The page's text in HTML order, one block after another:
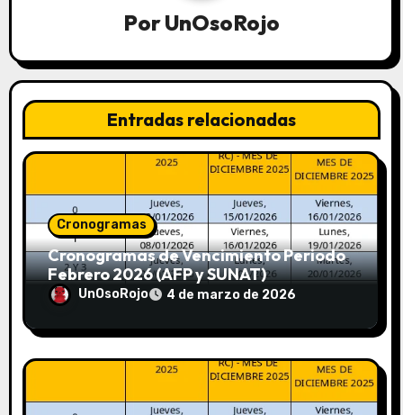
PorUnOsoRojo
Entradas relacionadas
Cronogramas
Cronogramas de Vencimiento Periodo
Febrero 2026 (AFP y SUNAT)
UnOsoRojo 4 de marzo de 2026